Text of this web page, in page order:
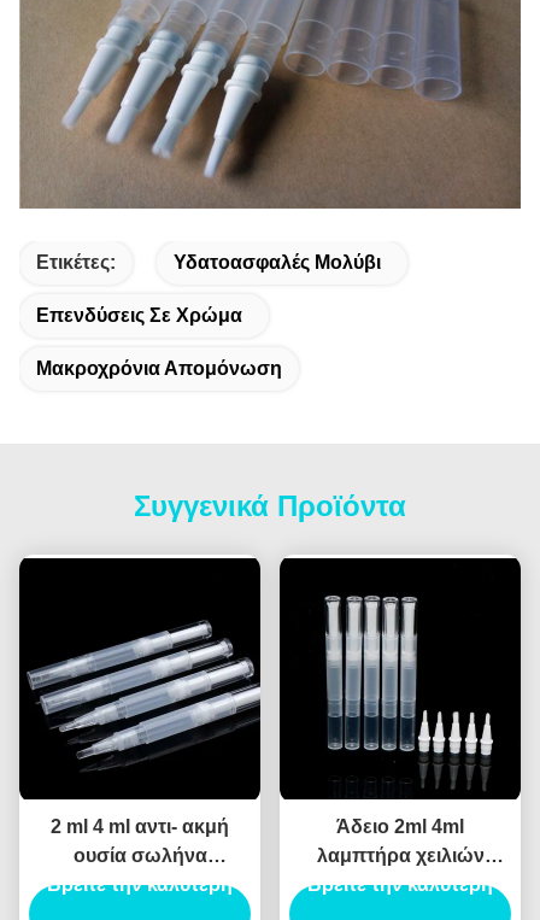
Ετικέτες: Υδατοασφαλές Μολύβι
Επενδύσεις Σε Χρώμα
Μακροχρόνια Απομόνωση
Συγγενικά Προϊόντα
2 ml 4 ml αντι- ακμή
ουσία σωλήνα
απομάκρυνση
Βρείτε την καλύτερη
Άδειο 2ml 4ml
λαμπτήρα χειλιών
σωλήνα δοχείο λάδι με
Βρείτε την καλύτερη